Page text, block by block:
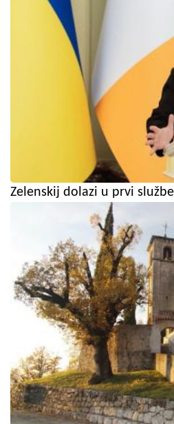
Zelenskij dolazi u prvi